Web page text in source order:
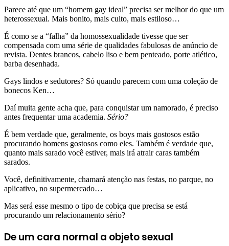
Parece até que um “homem gay ideal” precisa ser melhor do que um
heterossexual. Mais bonito, mais culto, mais estiloso…
É como se a “falha” da homossexualidade tivesse que ser
compensada com uma série de qualidades fabulosas de anúncio de
revista. Dentes brancos, cabelo liso e bem penteado, porte atlético,
barba desenhada.
Gays lindos e sedutores? Só quando parecem com uma coleção de
bonecos Ken…
Daí muita gente acha que, para conquistar um namorado, é preciso
antes frequentar uma academia. Sério?
É bem verdade que, geralmente, os boys mais gostosos estão
procurando homens gostosos como eles. Também é verdade que,
quanto mais sarado você estiver, mais irá atrair caras também
sarados.
Você, definitivamente, chamará atenção nas festas, no parque, no
aplicativo, no supermercado…
Mas será esse mesmo o tipo de cobiça que precisa se está
procurando um relacionamento sério?
De um cara normal a objeto sexual